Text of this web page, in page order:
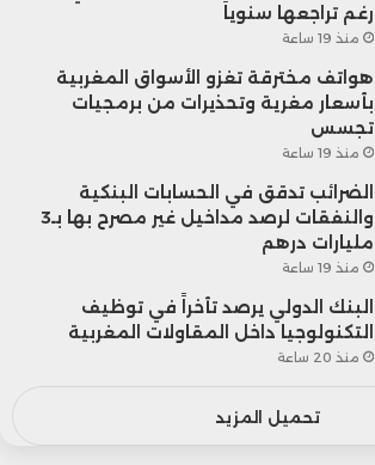
رغم تراجعها سنوياً
منذ 19 ساعة
هواتف مخترقة تغزو الأسواق المغربية
بأسعار مغرية وتحذيرات من برمجيات
تجسس
منذ 19 ساعة
الضرائب تدقق في الحسابات البنكية
والنفقات لرصد مداخيل غير مصرح بها بـ3
مليارات درهم
منذ 19 ساعة
البنك الدولي يرصد تأخراً في توظيف
التكنولوجيا داخل المقاولات المغربية
منذ 20 ساعة
تحميل المزيد